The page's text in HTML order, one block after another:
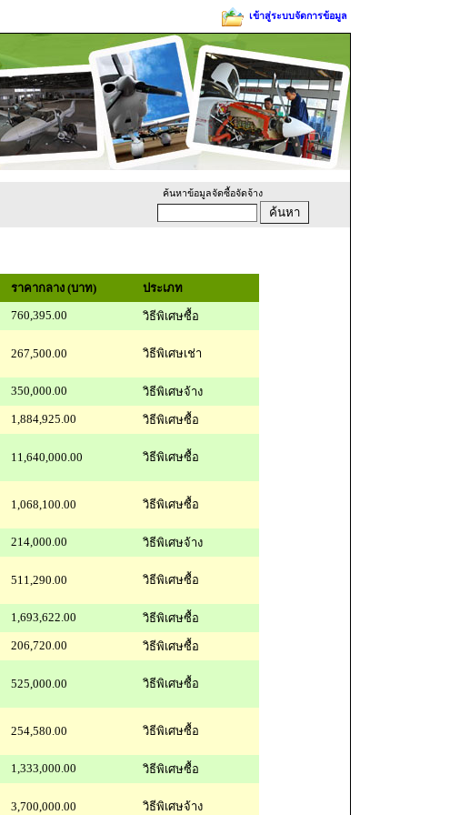
เข้าสู่ระบบจัดการข้อมูล
ค้นหาข้อมูลจัดซื้อจัดจ้าง
ราคากลาง (บาท) ประเภท
760,395.00 วิธีพิเศษซื้อ
267,500.00 วิธีพิเศษเช่า
350,000.00 วิธีพิเศษจ้าง
1,884,925.00 วิธีพิเศษซื้อ
11,640,000.00 วิธีพิเศษซื้อ
1,068,100.00 วิธีพิเศษซื้อ
214,000.00 วิธีพิเศษจ้าง
511,290.00 วิธีพิเศษซื้อ
1,693,622.00 วิธีพิเศษซื้อ
206,720.00 วิธีพิเศษซื้อ
525,000.00 วิธีพิเศษซื้อ
254,580.00 วิธีพิเศษซื้อ
1,333,000.00 วิธีพิเศษซื้อ
3,700,000.00 วิธีพิเศษจ้าง